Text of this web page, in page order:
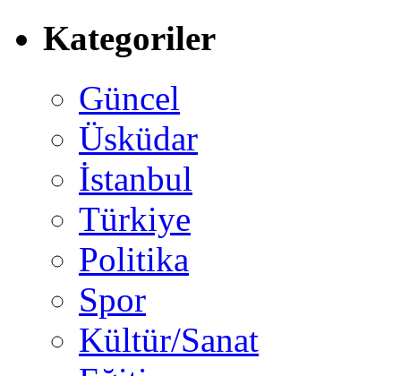
Kategoriler
Güncel
Üsküdar
İstanbul
Türkiye
Politika
Spor
Kültür/Sanat